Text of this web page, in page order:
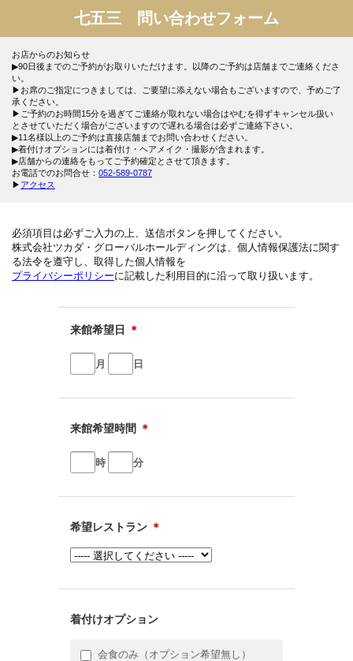
七五三 問い合わせフォーム
お店からのお知らせ
▶90日後までのご予約がお取りいただけます。以降のご予約は店舗までご連絡くださ
い。
▶お席のご指定につきましては、ご要望に添えない場合もございますので、予めご了
承ください。
▶ご予約のお時間15分を過ぎてご連絡が取れない場合はやむを得ずキャンセル扱い
とさせていただく場合がございますので遅れる場合は必ずご連絡下さい。
▶11名様以上のご予約は直接店舗までお問い合わせください。
▶着付けオプションには着付け・ヘアメイク・撮影が含まれます。
▶店舗からの連絡をもってご予約確定とさせて頂きます。
お電話でのお問合せ： 052-589-0787
▶ アクセス
必須項目は必ずご入力の上、送信ボタンを押してください。
株式会社ツカダ・グローバルホールディングは、個人情報保護法に関す
る法令を遵守し、取得した個人情報を
プライバシーポリシーに記載した利用目的に沿って取り扱います。
来館希望日 ＊
月 日
来館希望時間 ＊
時 分
希望レストラン ＊
着付けオプション
会食のみ（オプション希望無し）